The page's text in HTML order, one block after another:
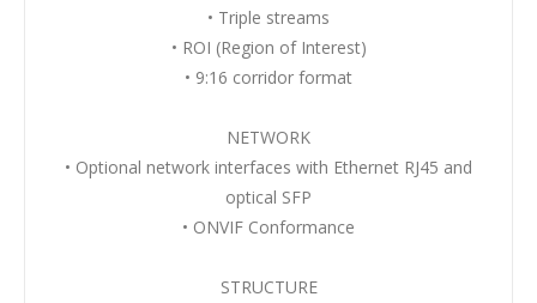
• Triple streams
• ROI (Region of Interest)
• 9:16 corridor format
NETWORK
• Optional network interfaces with Ethernet RJ45 and
optical SFP
• ONVIF Conformance
STRUCTURE